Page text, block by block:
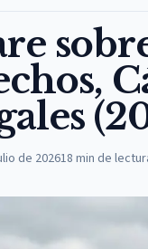
de 202618 min de